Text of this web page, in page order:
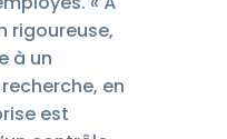
rigoureuse,
à un
en
est